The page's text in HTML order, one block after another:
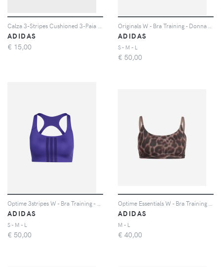
ADIDAS
€ 15,00
ADIDAS
S - M - L
€ 50,00
ADIDAS
S - M - L
€ 50,00
ADIDAS
M - L
€ 40,00